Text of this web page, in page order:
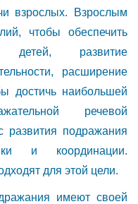
взрослых. Взрослым
чтобы обеспечить
детей, развитие
расширение
достичь наибольшей
речевой
развития подражания
и координации.
для этой цели.
имеют своей